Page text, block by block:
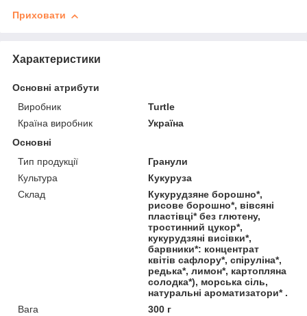
Приховати
Характеристики
Основні атрибути
Виробник
Turtle
Країна виробник
Україна
Основні
Тип продукції
Гранули
Культура
Кукуруза
Склад
Кукурудзяне борошно*,
рисове борошно*, вівсяні
пластівці* без глютену,
тростинний цукор*,
кукурудзяні висівки*,
барвники*: концентрат
квітів сафлору*, спіруліна*,
редька*, лимон*, картопляна
солодка*), морська сіль,
натуральні ароматизатори* .
Вага
300 г